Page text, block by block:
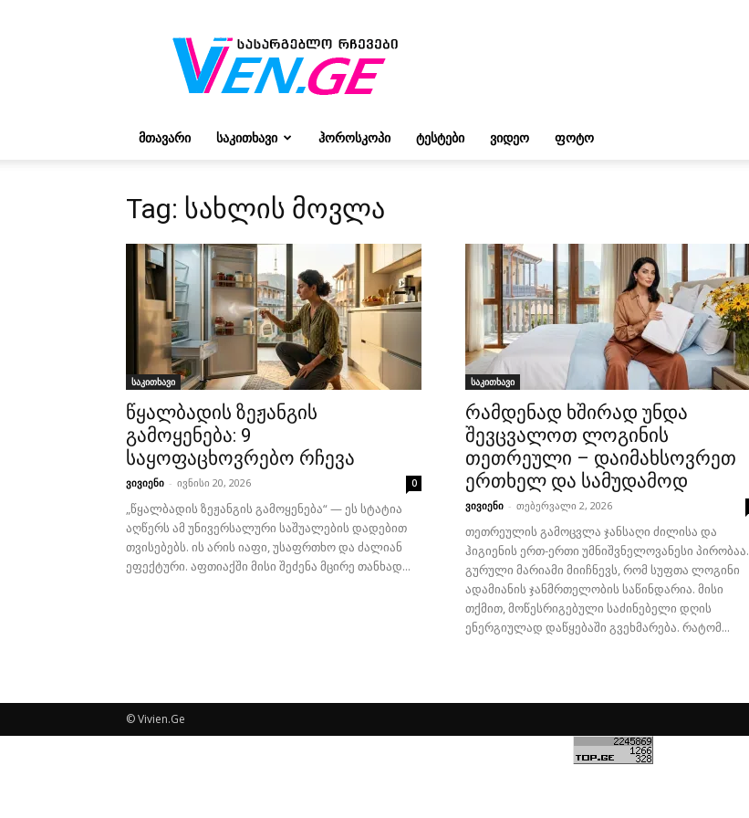
ვივიენისგან
ᲛᲗᲐᲕᲐᲠᲘ ᲡᲐᲙᲘᲗᲮᲐᲕᲘ ᲰᲝᲠᲝᲡᲙᲝᲞᲘ ᲢᲔᲡᲢᲔᲑᲘ ᲕᲘᲓᲔᲝ ᲤᲝᲢᲝ
Tag: სახლის მოვლა
საკითხავი
წყალბადის ზეჟანგის
გამოყენება: 9
საყოფაცხოვრებო რჩევა
ვივიენი - ივნისი 20, 2026 0
„წყალბადის ზეჟანგის გამოყენება“ — ეს სტატია
აღწერს ამ უნივერსალური საშუალების დადებით
თვისებებს. ის არის იაფი, უსაფრთხო და ძალიან
ეფექტური. აფთიაქში მისი შეძენა მცირე თანხად...
საკითხავი
რამდენად ხშირად უნდა
შევცვალოთ ლოგინის
თეთრეული – დაიმახსოვრეთ
ერთხელ და სამუდამოდ
ვივიენი - თებერვალი 2, 2026
თეთრეულის გამოცვლა ჯანსაღი ძილისა და
ჰიგიენის ერთ-ერთი უმნიშვნელოვანესი პირობაა.
გურული მარიამი მიიჩნევს, რომ სუფთა ლოგინი
ადამიანის ჯანმრთელობის საწინდარია. მისი
თქმით, მოწესრიგებული საძინებელი დღის
ენერგიულად დაწყებაში გვეხმარება. რატომ...
© Vivien.Ge